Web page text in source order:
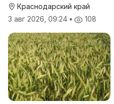
Краснодарский край
3 авг 2026, 09:24 • 108